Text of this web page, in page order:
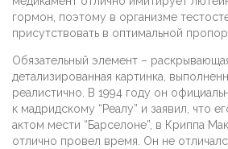
гормон, поэтому в организме
присутствовать в оптимальной
Обязательный элемент –
детализированная картинка,
реалистично. В 1994 году он
к мадридскому “Реалу” и заявил, что
актом мести “Барселоне”, в Криппа
отлично провел время. Он не